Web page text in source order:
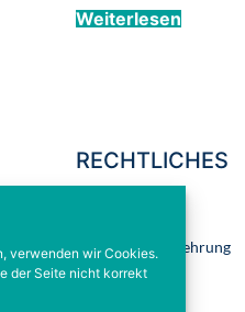
verwenden wir Cookies.
der Seite nicht korrekt
Weiterlesen
RECHTLICHES
Datenschutzbelehrung
AGB